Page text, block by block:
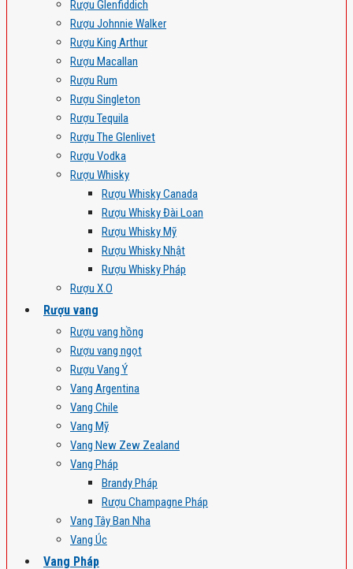
Rượu Glenfiddich
Rượu Johnnie Walker
Rượu King Arthur
Rượu Macallan
Rượu Rum
Rượu Singleton
Rượu Tequila
Rượu The Glenlivet
Rượu Vodka
Rượu Whisky
Rượu Whisky Canada
Rượu Whisky Đài Loan
Rượu Whisky Mỹ
Rượu Whisky Nhật
Rượu Whisky Pháp
Rượu X.O
Rượu vang
Rượu vang hồng
Rượu vang ngọt
Rượu Vang Ý
Vang Argentina
Vang Chile
Vang Mỹ
Vang New Zew Zealand
Vang Pháp
Brandy Pháp
Rượu Champagne Pháp
Vang Tây Ban Nha
Vang Úc
Vang Pháp